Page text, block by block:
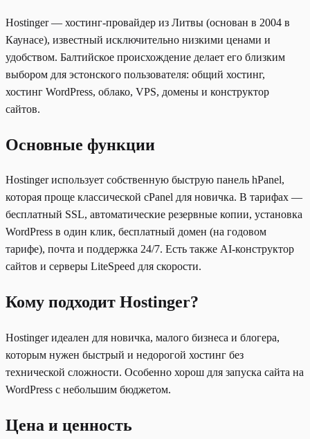
Hostinger — хостинг-провайдер из Литвы (основан в 2004 в
Каунасе), известный исключительно низкими ценами и
удобством. Балтийское происхождение делает его близким
выбором для эстонского пользователя: общий хостинг,
хостинг WordPress, облако, VPS, домены и конструктор
сайтов.
Основные функции
Hostinger использует собственную быструю панель hPanel,
которая проще классической cPanel для новичка. В тарифах —
бесплатный SSL, автоматические резервные копии, установка
WordPress в один клик, бесплатный домен (на годовом
тарифе), почта и поддержка 24/7. Есть также AI-конструктор
сайтов и серверы LiteSpeed для скорости.
Кому подходит Hostinger?
Hostinger идеален для новичка, малого бизнеса и блогера,
которым нужен быстрый и недорогой хостинг без
технической сложности. Особенно хорош для запуска сайта на
WordPress с небольшим бюджетом.
Цена и ценность